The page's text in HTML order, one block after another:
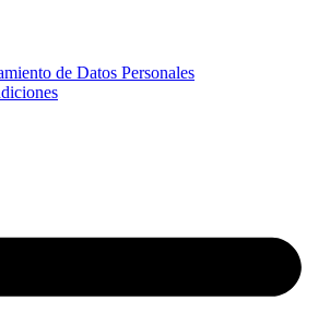
de Datos Personales